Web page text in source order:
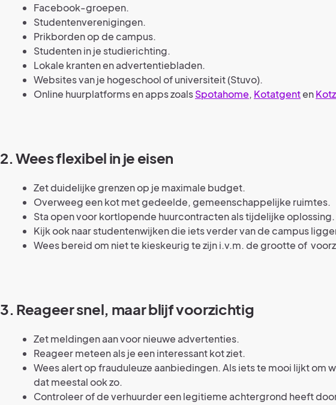
Facebook-groepen.
Studentenverenigingen.
Prikborden op de campus.
Studenten in je studierichting.
Lokale kranten en advertentiebladen.
Websites van je hogeschool of universiteit (Stuvo).
Online huurplatforms en apps zoalsSpotahome, Kotatgenten
2. Wees flexibel in je eisen
Zet duidelijke grenzen op je maximale budget.
Overweeg een kot met gedeelde, gemeenschappelijke ruimtes.
Sta open voor kortlopende huurcontracten als tijdelijke oplossing.
Kijk ook naar studentenwijken die iets verder van de campus
Wees bereid om niet te kieskeurig te zijn i.v.m. de grootte of
3. Reageer snel, maar blijf voorzichtig
Zet meldingen aan voor nieuwe advertenties.
Reageer meteen als je een interessant kot ziet.
Wees alert op frauduleuze aanbiedingen. Als iets te mooi lijkt om
dat meestal ook zo.
Controleer of de verhuurder een legitieme achtergrond heeft